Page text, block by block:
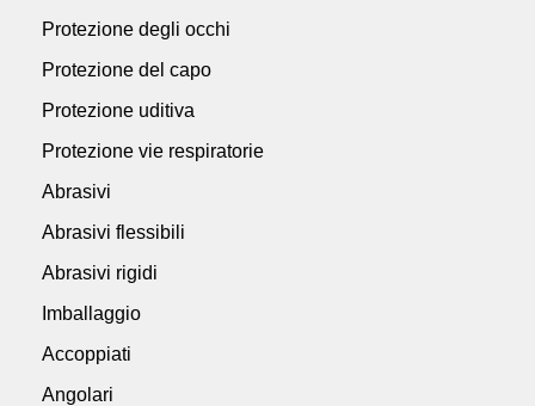
Protezione degli occhi
Protezione del capo
Protezione uditiva
Protezione vie respiratorie
Abrasivi
Abrasivi flessibili
Abrasivi rigidi
Imballaggio
Accoppiati
Angolari